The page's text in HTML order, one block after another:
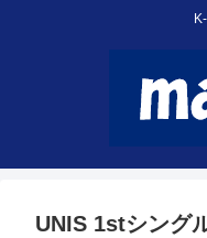
UNIS 1stシング